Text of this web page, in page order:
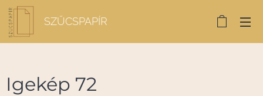
SZŰCSPAPÍR
Igekép 72